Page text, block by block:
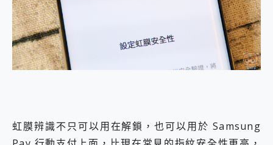
虹膜辨識不只可以用在解鎖，也可以用於 Samsung